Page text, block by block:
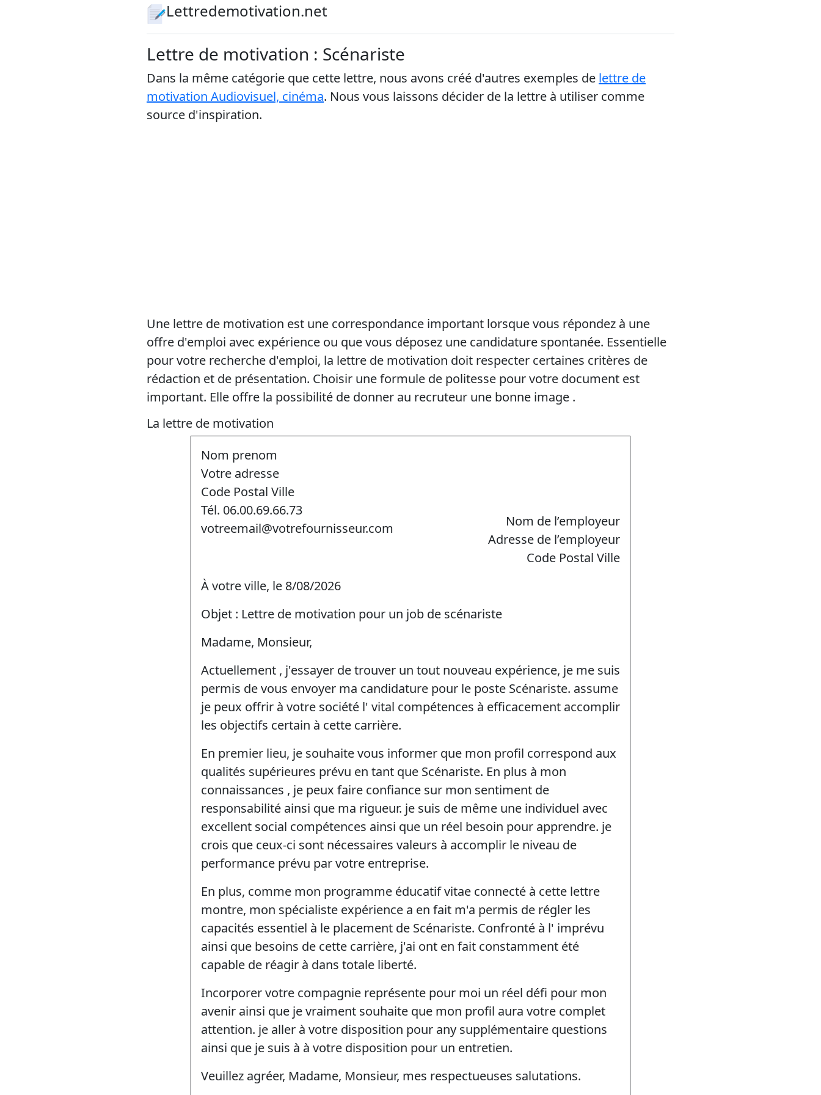
Lettredemotivation.net
Lettre de motivation : Scénariste
Dans la même catégorie que cette lettre, nous avons créé d'autres exemples de lettre de
motivation Audiovisuel, cinéma. Nous vous laissons décider de la lettre à utiliser comme
source d'inspiration.
Une lettre de motivation est une correspondance important lorsque vous répondez à une
offre d'emploi avec expérience ou que vous déposez une candidature spontanée. Essentielle
pour votre recherche d'emploi, la lettre de motivation doit respecter certaines critères de
rédaction et de présentation. Choisir une formule de politesse pour votre document est
important. Elle offre la possibilité de donner au recruteur une bonne image .
La lettre de motivation
Nom prenom
Votre adresse
Code Postal Ville
Tél. 06.00.69.66.73
votreemail@votrefournisseur.com
Nom de l’employeur
Adresse de l’employeur
Code Postal Ville
À votre ville, le 8/08/2026
Objet : Lettre de motivation pour un job de scénariste
Madame, Monsieur,
Actuellement , j'essayer de trouver un tout nouveau expérience, je me suis
permis de vous envoyer ma candidature pour le poste Scénariste. assume
je peux offrir à votre société l' vital compétences à efficacement accomplir
les objectifs certain à cette carrière.
En premier lieu, je souhaite vous informer que mon profil correspond aux
qualités supérieures prévu en tant que Scénariste. En plus à mon
connaissances , je peux faire confiance sur mon sentiment de
responsabilité ainsi que ma rigueur. je suis de même une individuel avec
excellent social compétences ainsi que un réel besoin pour apprendre. je
crois que ceux-ci sont nécessaires valeurs à accomplir le niveau de
performance prévu par votre entreprise.
En plus, comme mon programme éducatif vitae connecté à cette lettre
montre, mon spécialiste expérience a en fait m'a permis de régler les
capacités essentiel à le placement de Scénariste. Confronté à l' imprévu
ainsi que besoins de cette carrière, j'ai ont en fait constamment été
capable de réagir à dans totale liberté.
Incorporer votre compagnie représente pour moi un réel défi pour mon
avenir ainsi que je vraiment souhaite que mon profil aura votre complet
attention. je aller à votre disposition pour any supplémentaire questions
ainsi que je suis à à votre disposition pour un entretien.
Veuillez agréer, Madame, Monsieur, mes respectueuses salutations.